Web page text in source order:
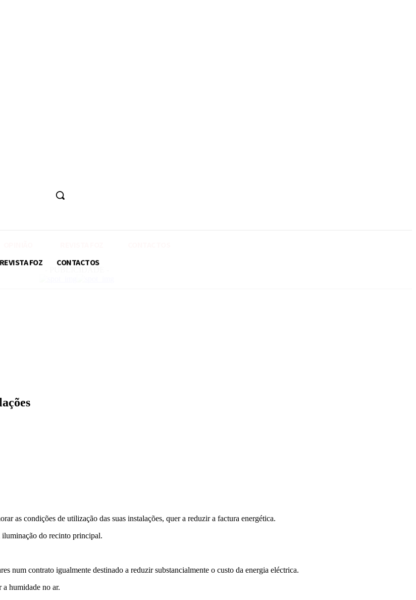
REVISTA FOZ CONTACTOS
as condições de utilização das suas instalações, quer a reduzir a factura energética.
do recinto principal.
num contrato igualmente destinado a reduzir substancialmente o custo da energia eléctrica.
humidade no ar.